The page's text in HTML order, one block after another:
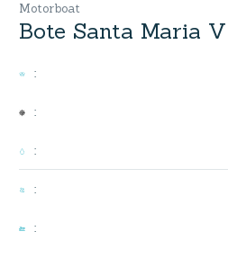
Motorboat
Bote Santa Maria V
:
:
:
:
: